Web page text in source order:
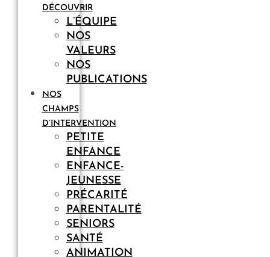
DÉCOUVRIR
L’ÉQUIPE
NOS
VALEURS
NOS
PUBLICATIONS
NOS
CHAMPS
D’INTERVENTION
PETITE
ENFANCE
ENFANCE-
JEUNESSE
PRÉCARITÉ
PARENTALITÉ
SENIORS
SANTÉ
ANIMATION